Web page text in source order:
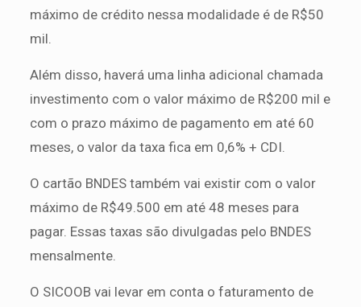
máximo de crédito nessa modalidade é de R$50
mil.
Além disso, haverá uma linha adicional chamada
investimento com o valor máximo de R$200 mil e
com o prazo máximo de pagamento em até 60
meses, o valor da taxa fica em 0,6% + CDI.
O cartão BNDES também vai existir com o valor
máximo de R$49.500 em até 48 meses para
pagar. Essas taxas são divulgadas pelo BNDES
mensalmente.
O SICOOB vai levar em conta o faturamento de